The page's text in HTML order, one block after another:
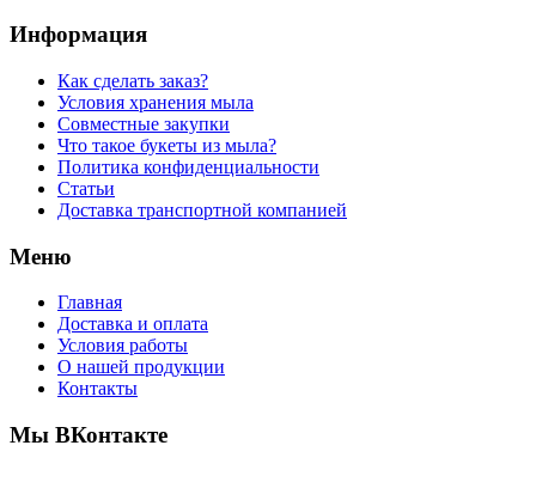
Информация
Как сделать заказ?
Условия хранения мыла
Совместные закупки
Что такое букеты из мыла?
Политика конфиденциальности
Статьи
Доставка транспортной компанией
Меню
Главная
Доставка и оплата
Условия работы
О нашей продукции
Контакты
Мы ВКонтакте